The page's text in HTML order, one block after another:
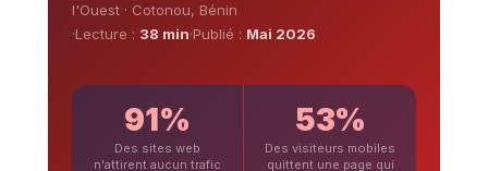
l'Ouest · Cotonou, Bénin
·Lecture : 38 min·Publié : Mai 2026
91%
Des sites web
n'attirent aucun trafic
53%
Des visiteurs mobiles
quittent une page qui